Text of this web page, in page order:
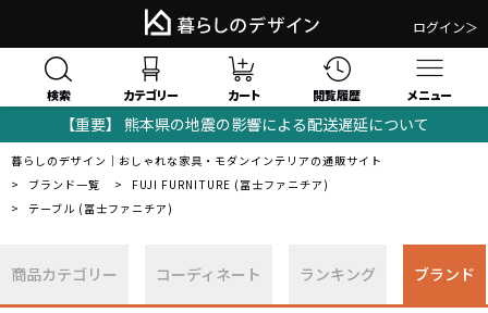
ログイン＞
検索 カテゴリー カート 閲覧履歴 メニュー
【重要】 熊本県の地震の影響による配送遅延について
暮らしのデザイン｜おしゃれな家具・モダンインテリアの通販サイト
ブランド一覧
FUJI FURNITURE (冨士ファニチア)
テーブル (冨士ファニチア)
商品カテゴリー コーディネート ランキング ブランド